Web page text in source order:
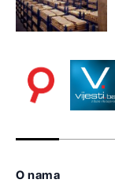
O nama